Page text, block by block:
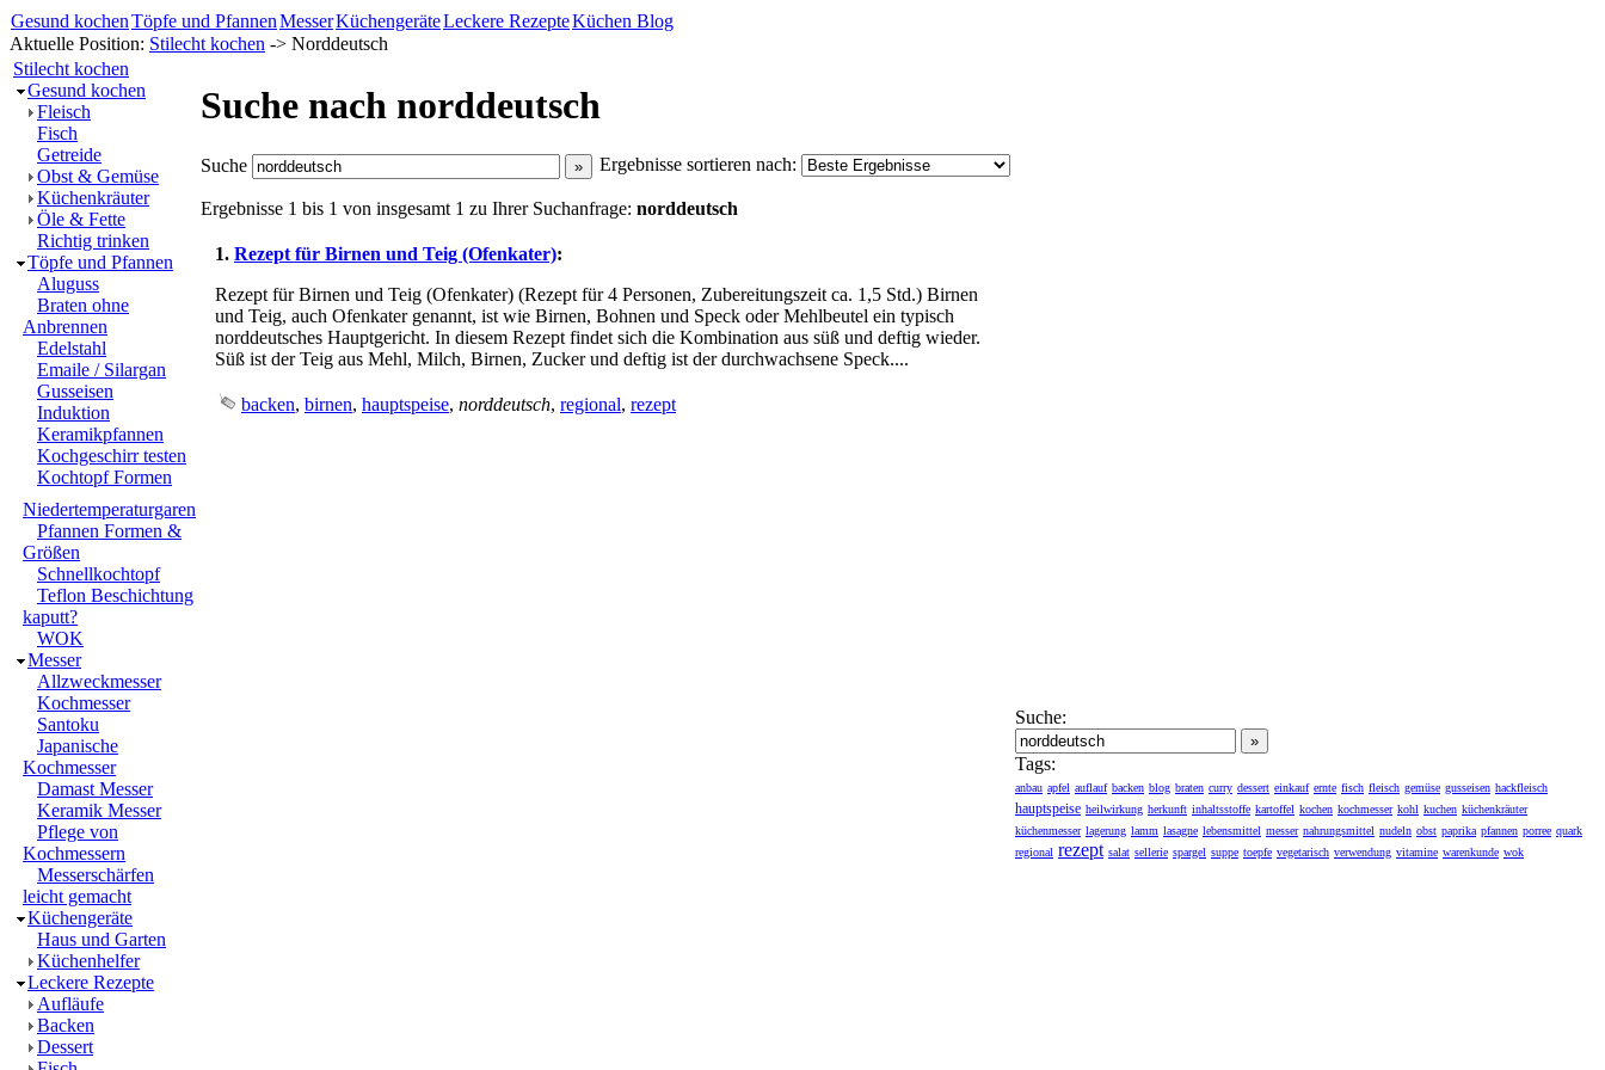
Gesund kochenTöpfe und PfannenMesserKüchengeräteLeckere RezepteKüchen Blog
Aktuelle Position: Stilecht kochen -> Norddeutsch
Stilecht kochen
Gesund kochen
Fleisch
Fisch
Getreide
Obst & Gemüse
Küchenkräuter
Öle & Fette
Richtig trinken
Töpfe und Pfannen
Aluguss
Braten ohne
Anbrennen
Edelstahl
Emaile / Silargan
Gusseisen
Induktion
Keramikpfannen
Kochgeschirr testen
Kochtopf Formen
Niedertemperaturgaren
Pfannen Formen &
Größen
Schnellkochtopf
Teflon Beschichtung
kaputt?
WOK
Messer
Allzweckmesser
Kochmesser
Santoku
Japanische
Kochmesser
Damast Messer
Keramik Messer
Pflege von
Kochmessern
Messerschärfen
leicht gemacht
Küchengeräte
Haus und Garten
Küchenhelfer
Leckere Rezepte
Aufläufe
Backen
Dessert
Suche nach norddeutsch
Suche Ergebnisse sortieren nach:
Ergebnisse 1 bis 1 von insgesamt 1 zu Ihrer Suchanfrage: norddeutsch
1. Rezept für Birnen und Teig (Ofenkater):
Rezept für Birnen und Teig (Ofenkater) (Rezept für 4 Personen, Zubereitungszeit ca. 1,5 Std.) Birnen
und Teig, auch Ofenkater genannt, ist wie Birnen, Bohnen und Speck oder Mehlbeutel ein typisch
norddeutsches Hauptgericht. In diesem Rezept findet sich die Kombination aus süß und deftig wieder.
Süß ist der Teig aus Mehl, Milch, Birnen, Zucker und deftig ist der durchwachsene Speck....
backen, birnen, hauptspeise, norddeutsch, regional, rezept
Suche:
Tags:
anbau apfel auflauf backen blog braten curry dessert einkauf ernte fisch fleisch gemüse gusseisen hackfleisch
hauptspeise heilwirkung herkunft inhaltsstoffe kartoffel kochen kochmesser kohl kuchen küchenkräuter
küchenmesser lagerung lamm lasagne lebensmittel messer nahrungsmittel nudeln obst paprika pfannen porree quark
regional rezept salat sellerie spargel suppe toepfe vegetarisch verwendung vitamine warenkunde wok